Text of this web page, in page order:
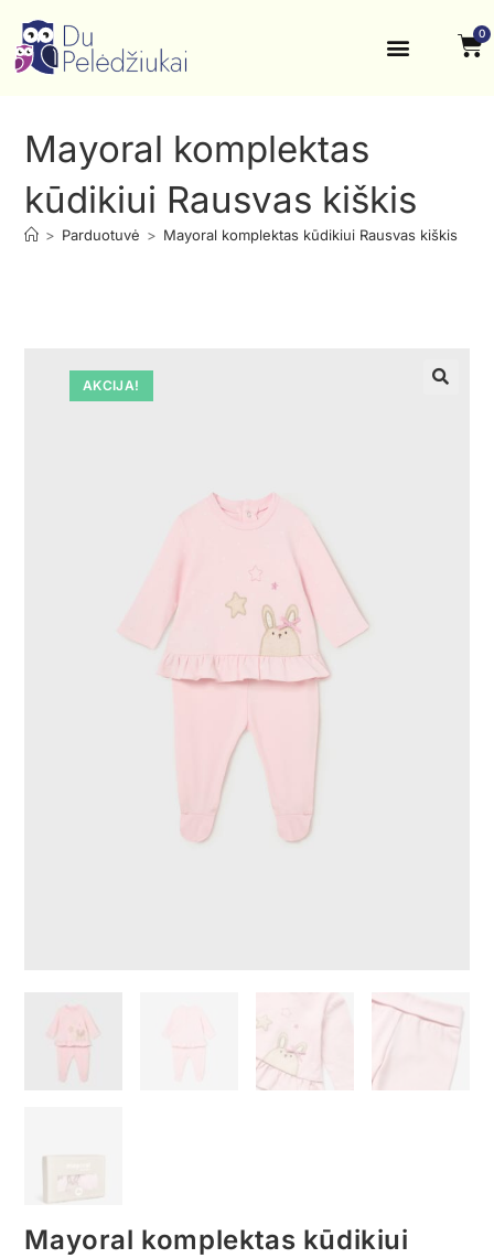
0
Mayoral komplektas
kūdikiui Rausvas kiškis
> Parduotuvė > Mayoral komplektas kūdikiui Rausvas kiškis
AKCIJA!
Mayoral komplektas kūdikiui